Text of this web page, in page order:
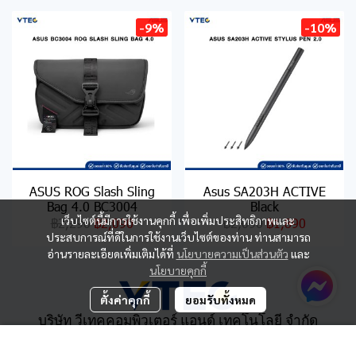
-9%
ASUS ROG Slash Sling
Bag 4.0 BC3004
฿2,290฿2,090
-10%
Asus SA203H ACTIVE
Black
฿2,090฿1,890
เว็บไซต์นี้มีการใช้งานคุกกี้ เพื่อเพิ่มประสิทธิภาพและ
ประสบการณ์ที่ดีในการใช้งานเว็บไซต์ของท่าน ท่านสามารถ
อ่านรายละเอียดเพิ่มเติมได้ที่ นโยบายความเป็นส่วนตัว และ
นโยบายคุกกี้
ตั้งค่าคุกกี้ ยอมรับทั้งหมด
บริษัท วีเทคคอมพิวเตอร์ แอนด์ เทคโนโลยี จำกัด